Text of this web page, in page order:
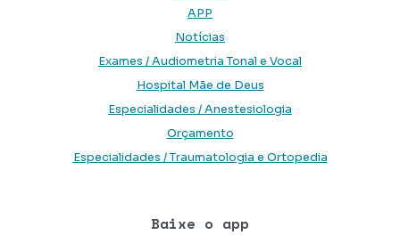
APP
Notícias
Exames / Audiometria Tonal e Vocal
Hospital Mãe de Deus
Especialidades / Anestesiologia
Orçamento
Especialidades / Traumatologia e Ortopedia
Baixe o app